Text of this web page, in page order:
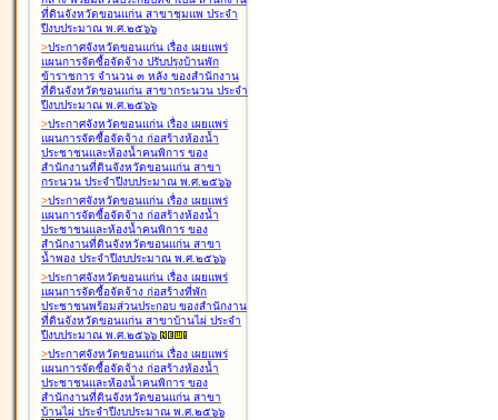
ที่ดินจังหวัดขอนแก่น สาขาชุมแพ ประจำ
ปีงบประมาณ พ.ศ.๒๕๖๖
>ประกาศจังหวัดขอนแก่น เรื่อง เผยแพร่
แผนการจัดซื้อจัดจ้าง ปรับปรุงบ้านพัก
ข้าราชการ จำนวน ๓ หลัง ของสำนักงาน
ที่ดินจังหวัดขอนแก่น สาขากระนวน ประจำ
ปีงบประมาณ พ.ศ.๒๕๖๖
>ประกาศจังหวัดขอนแก่น เรื่อง เผยแพร่
แผนการจัดซื้อจัดจ้าง ก่อสร้างห้องน้ำ
ประชาชนและห้องน้ำคนพิการ ของ
สำนักงานที่ดินจังหวัดขอนแก่น สาขา
กระนวน ประจำปีงบประมาณ พ.ศ.๒๕๖๖
>ประกาศจังหวัดขอนแก่น เรื่อง เผยแพร่
แผนการจัดซื้อจัดจ้าง ก่อสร้างห้องน้ำ
ประชาชนและห้องน้ำคนพิการ ของ
สำนักงานที่ดินจังหวัดขอนแก่น สาขา
น้ำพอง ประจำปีงบประมาณ พ.ศ.๒๕๖๖
>ประกาศจังหวัดขอนแก่น เรื่อง เผยแพร่
แผนการจัดซื้อจัดจ้าง ก่อสร้างที่พัก
ประชาชนพร้อมส่วนประกอบ ของสำนักงาน
ที่ดินจังหวัดขอนแก่น สาขาบ้านไผ่ ประจำ
ปีงบประมาณ พ.ศ.๒๕๖๖
>ประกาศจังหวัดขอนแก่น เรื่อง เผยแพร่
แผนการจัดซื้อจัดจ้าง ก่อสร้างห้องน้ำ
ประชาชนและห้องน้ำคนพิการ ของ
สำนักงานที่ดินจังหวัดขอนแก่น สาขา
บ้านไผ่ ประจำปีงบประมาณ พ.ศ.๒๕๖๖